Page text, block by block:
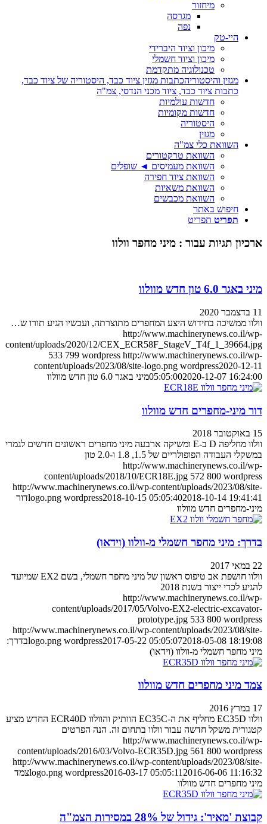
מיחזור
מגרסה
נפה
היי-טק
מיכון וציוד היברידי
מיכון וציוד חשמלי
טכנולוגיה מתקדמת
מגזין והיסטוריהכתבות מגזין ציוד כבד, היסטוריה של ציוד כבד,
כתבות ציוד כבד, ציוד מכני הנדסי, צמ"ה
חדשות עולמיות
חדשות מקומיות
היסטוריה
מגזין
השוואת כלי צמ"ה
השוואת טרקטורים
השוואת מעמיסים ◄ שופלים
השוואת ציוד חפירה
השוואת משאיות
השוואת מכבשים
חיפוש באתר
תפריט תפריט
ארכיון תגיות עבור : מיני מחפר וולוו
מיני באגר 6.0 טון חדש מוולוו
11 בדצמבר 2020
וולוו ממשיכה בחידוש היצע המחפרים מתוצרתה, ועכשיו הגיע תורו ש…
http://www.machinerynews.co.il/wp-
content/uploads/2020/12/CEX_ECR58F_StageV_T4f_1_39664.jpg
533 799 wordpress http://www.machinerynews.co.il/wp-
content/uploads/2023/08/site-logo.png wordpress2020-12-11
05:05:002020-12-07 16:24:00 מיני באגר 6.0 טון חדש מוולוו
דור מיני-מחפרים חדש מוולוו
15 באוקטובר 2018
וולוו מחליפה D ב-E ומשיקה ארבעה מיני מחפרים ראשונים חדשים לגמרי
במשקלי העבודה הפופולריים של 1.5, 1.8 ו-2.0 טון
http://www.machinerynews.co.il/wp-
content/uploads/2018/10/ECR18E.jpg 572 800 wordpress
http://www.machinerynews.co.il/wp-content/uploads/2023/08/site-
logo.png wordpress2018-10-15 05:05:402018-10-14 19:41:41
דור
מיני-מחפרים חדש מוולוו
בדרך: מיני מחפר חשמלי מ-וולוו (וידאו)
22 במאי 2017
וולוו חושפת אב טיפוס ראשון של מיני מחפר חשמלי, בשם EX2 שמיועד
להגיע לכדי ייצור בשנת 2018
http://www.machinerynews.co.il/wp-
content/uploads/2017/05/Volvo-EX2-electric-excavator-
prototype.jpg 533 800 wordpress
http://www.machinerynews.co.il/wp-content/uploads/2023/08/site-
logo.png wordpress2017-05-22 05:05:072018-05-08 18:19:08
בדרך:
מיני מחפר חשמלי מ-וולוו (וידאו)
צמד מיני מחפרים חדש מוולוו
17 במרץ 2016
וולוו EC35D מחליף את ה-EC35C הוותיק והוולוו ECR40D החדש מציע
קטגורית משקל חדשה עבור וולוו בתחום זה. הנה הפרטים
http://www.machinerynews.co.il/wp-
content/uploads/2016/03/Volvo-ECR35D.jpg 561 800 wordpress
http://www.machinerynews.co.il/wp-content/uploads/2023/08/site-
logo.png wordpress2016-03-17 05:05:11 2016-06-06 11:16:32
צמד
מיני מחפרים חדש מוולוו
קבוצת 'מאיר': גידול של 28% במסירות הצמ"ה